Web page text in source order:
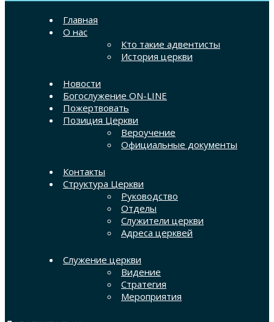
Главная
О нас
Кто такие адвентисты
История церкви
Новости
Богослужение ON-LINE
Пожертвовать
Позиция Церкви
Вероучение
Официальные документы
Контакты
Структура Церкви
Руководство
Отделы
Служители церкви
Адреса церквей
Служение церкви
Видение
Стратегия
Мероприятия